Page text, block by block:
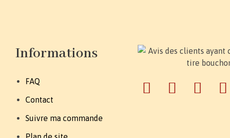
Informations
FAQ
Contact
Suivre ma commande